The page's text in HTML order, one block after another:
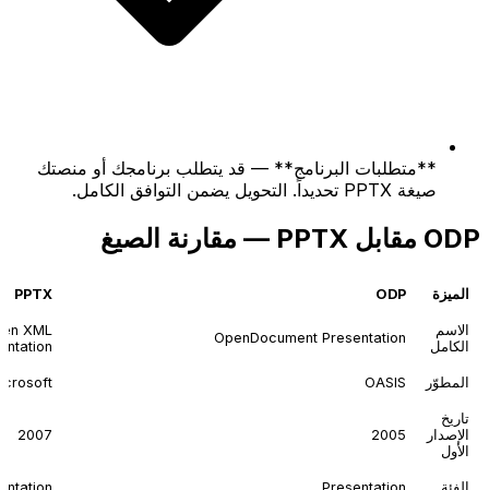
**متطلبات البرنامج** — قد يتطلب برنامجك أو منصتك
صيغة PPTX تحديداً. التحويل يضمن التوافق الكامل.
ODP مقابل PPTX — مقارنة الصيغ
الميزة ODP
PPTX
الاسم
الكامل
OpenDocument Presentation
XML
المطوّر OASIS
تاريخ
الإصدار
الأول
2005
2007